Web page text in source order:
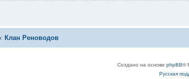
Клан Реноводов
Создано на основе phpBB®
Русская